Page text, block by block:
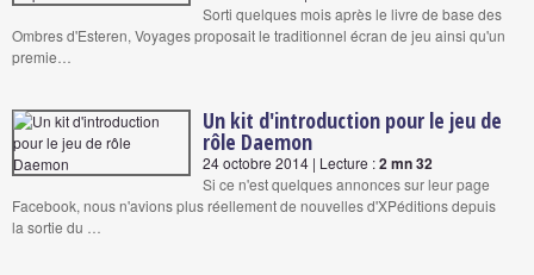
Sorti quelques mois après le livre de base des
Ombres d'Esteren, Voyages proposait le traditionnel écran de jeu ainsi qu'un
premie…
Un kit d'introduction pour le jeu de
rôle Daemon
24 octobre 2014 | Lecture :2 mn 32
Si ce n'est quelques annonces sur leur page
Facebook, nous n'avions plus réellement de nouvelles d'XPéditions depuis
la sortie du …